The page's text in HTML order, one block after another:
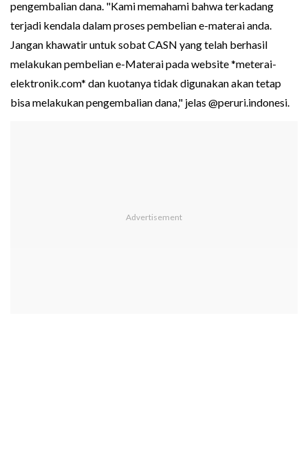
pengembalian dana. "Kami memahami bahwa terkadang
terjadi kendala dalam proses pembelian e-materai anda.
Jangan khawatir untuk sobat CASN yang telah berhasil
melakukan pembelian e-Materai pada website *meterai-
elektronik.com* dan kuotanya tidak digunakan akan tetap
bisa melakukan pengembalian dana," jelas @peruri.indonesi.